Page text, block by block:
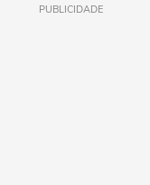
PUBLICIDADE